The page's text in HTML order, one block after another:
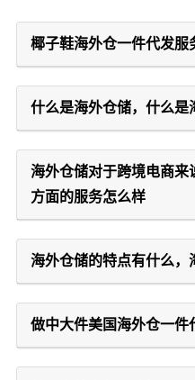
椰子鞋海外仓一件代发服
什么是海外仓储，什么是
海外仓储对于跨境电商来
方面的服务怎么样
海外仓储的特点有什么，
做中大件美国海外仓一件